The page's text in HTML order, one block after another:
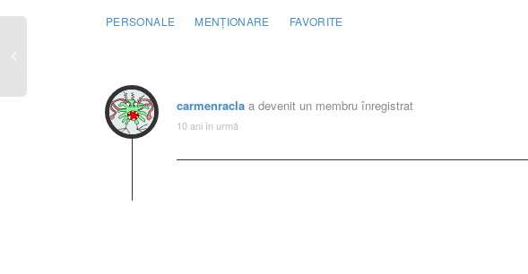
PERSONALE MENȚIONARE FAVORITE
carmenracla a devenit un membru înregistrat
10 ani în urmă